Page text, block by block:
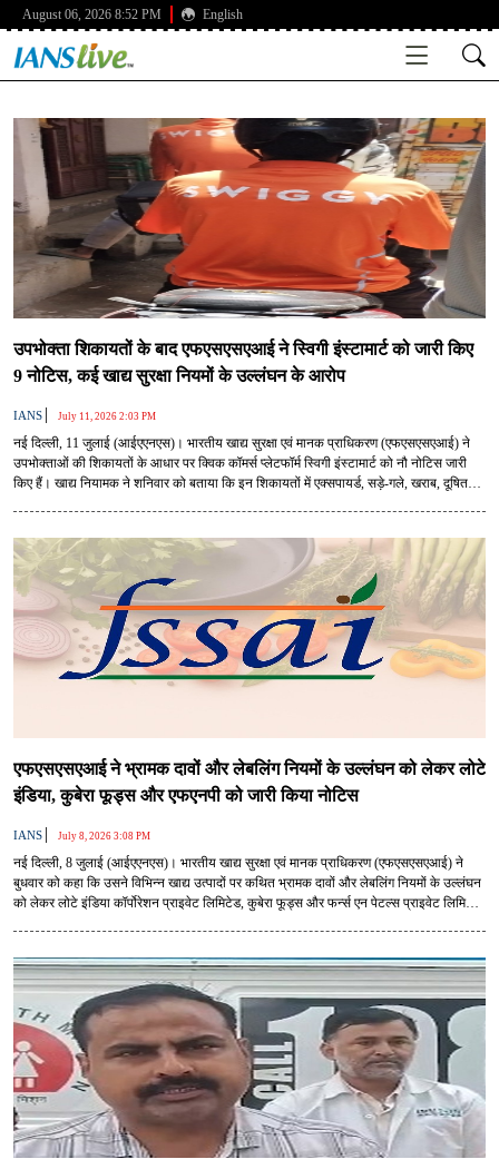
August 06, 2026 8:52 PM English
उपभोक्ता शिकायतों के बाद एफएसएसएआई ने स्विगी इंस्टामार्ट को जारी किए
9 नोटिस, कई खाद्य सुरक्षा नियमों के उल्लंघन के आरोप
IANS | July 11, 2026 2:03 PM
नई दिल्ली, 11 जुलाई (आईएएनएस)। भारतीय खाद्य सुरक्षा एवं मानक प्राधिकरण (एफएसएसएआई) ने
उपभोक्ताओं की शिकायतों के आधार पर क्विक कॉमर्स प्लेटफॉर्म स्विगी इंस्टामार्ट को नौ नोटिस जारी
किए हैं। खाद्य नियामक ने शनिवार को बताया कि इन शिकायतों में एक्सपायर्ड, सड़े-गले, खराब, दूषित
एफएसएसएआई ने भ्रामक दावों और लेबलिंग नियमों के उल्लंघन को लेकर लोटे
इंडिया, कुबेरा फूड्स और एफएनपी को जारी किया नोटिस
IANS | July 8, 2026 3:08 PM
नई दिल्ली, 8 जुलाई (आईएएनएस)। भारतीय खाद्य सुरक्षा एवं मानक प्राधिकरण (एफएसएसएआई) ने
बुधवार को कहा कि उसने विभिन्न खाद्य उत्पादों पर कथित भ्रामक दावों और लेबलिंग नियमों के उल्लंघन
को लेकर लोटे इंडिया कॉर्पोरेशन प्राइवेट लिमिटेड, कुबेरा फूड्स और फर्न्स एन पेटल्स प्राइवेट लिमिटेड